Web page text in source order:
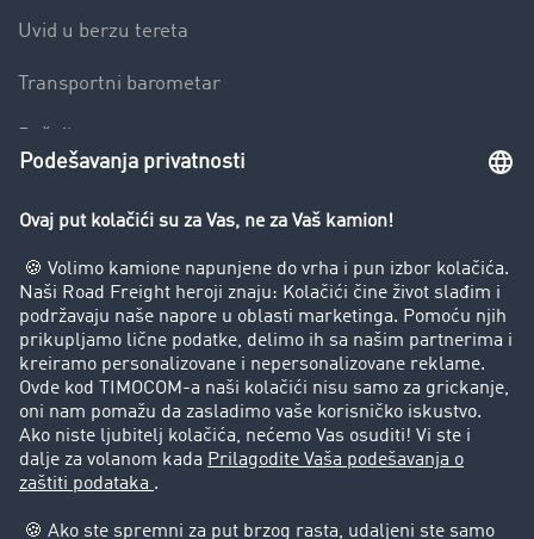
Uvid u berzu tereta
Transportni barometar
Preduzeće
Uspešne priče
Korisnici preporučuju korisnike
Pravna pitanja
Impressum
Opšti uslovi korišćenja